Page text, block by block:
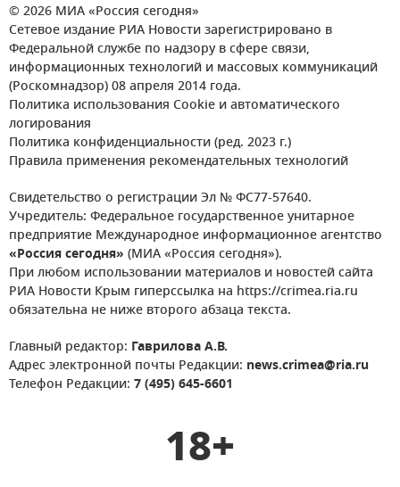
© 2026 МИА «Россия сегодня»
Сетевое издание РИА Новости зарегистрировано в
Федеральной службе по надзору в сфере связи,
информационных технологий и массовых коммуникаций
(Роскомнадзор) 08 апреля 2014 года.
Политика использования Cookie и автоматического
логирования
Политика конфиденциальности (ред. 2023 г.)
Правила применения рекомендательных технологий
Свидетельство о регистрации Эл № ФС77-57640.
Учредитель: Федеральное государственное унитарное
предприятие Международное информационное агентство
«Россия сегодня» (МИА «Россия сегодня»).
При любом использовании материалов и новостей сайта
РИА Новости Крым гиперссылка на https://crimea.ria.ru
обязательна не ниже второго абзаца текста.
Главный редактор: Гаврилова А.В.
Адрес электронной почты Редакции: news.crimea@ria.ru
Телефон Редакции: 7 (495) 645-6601
18+